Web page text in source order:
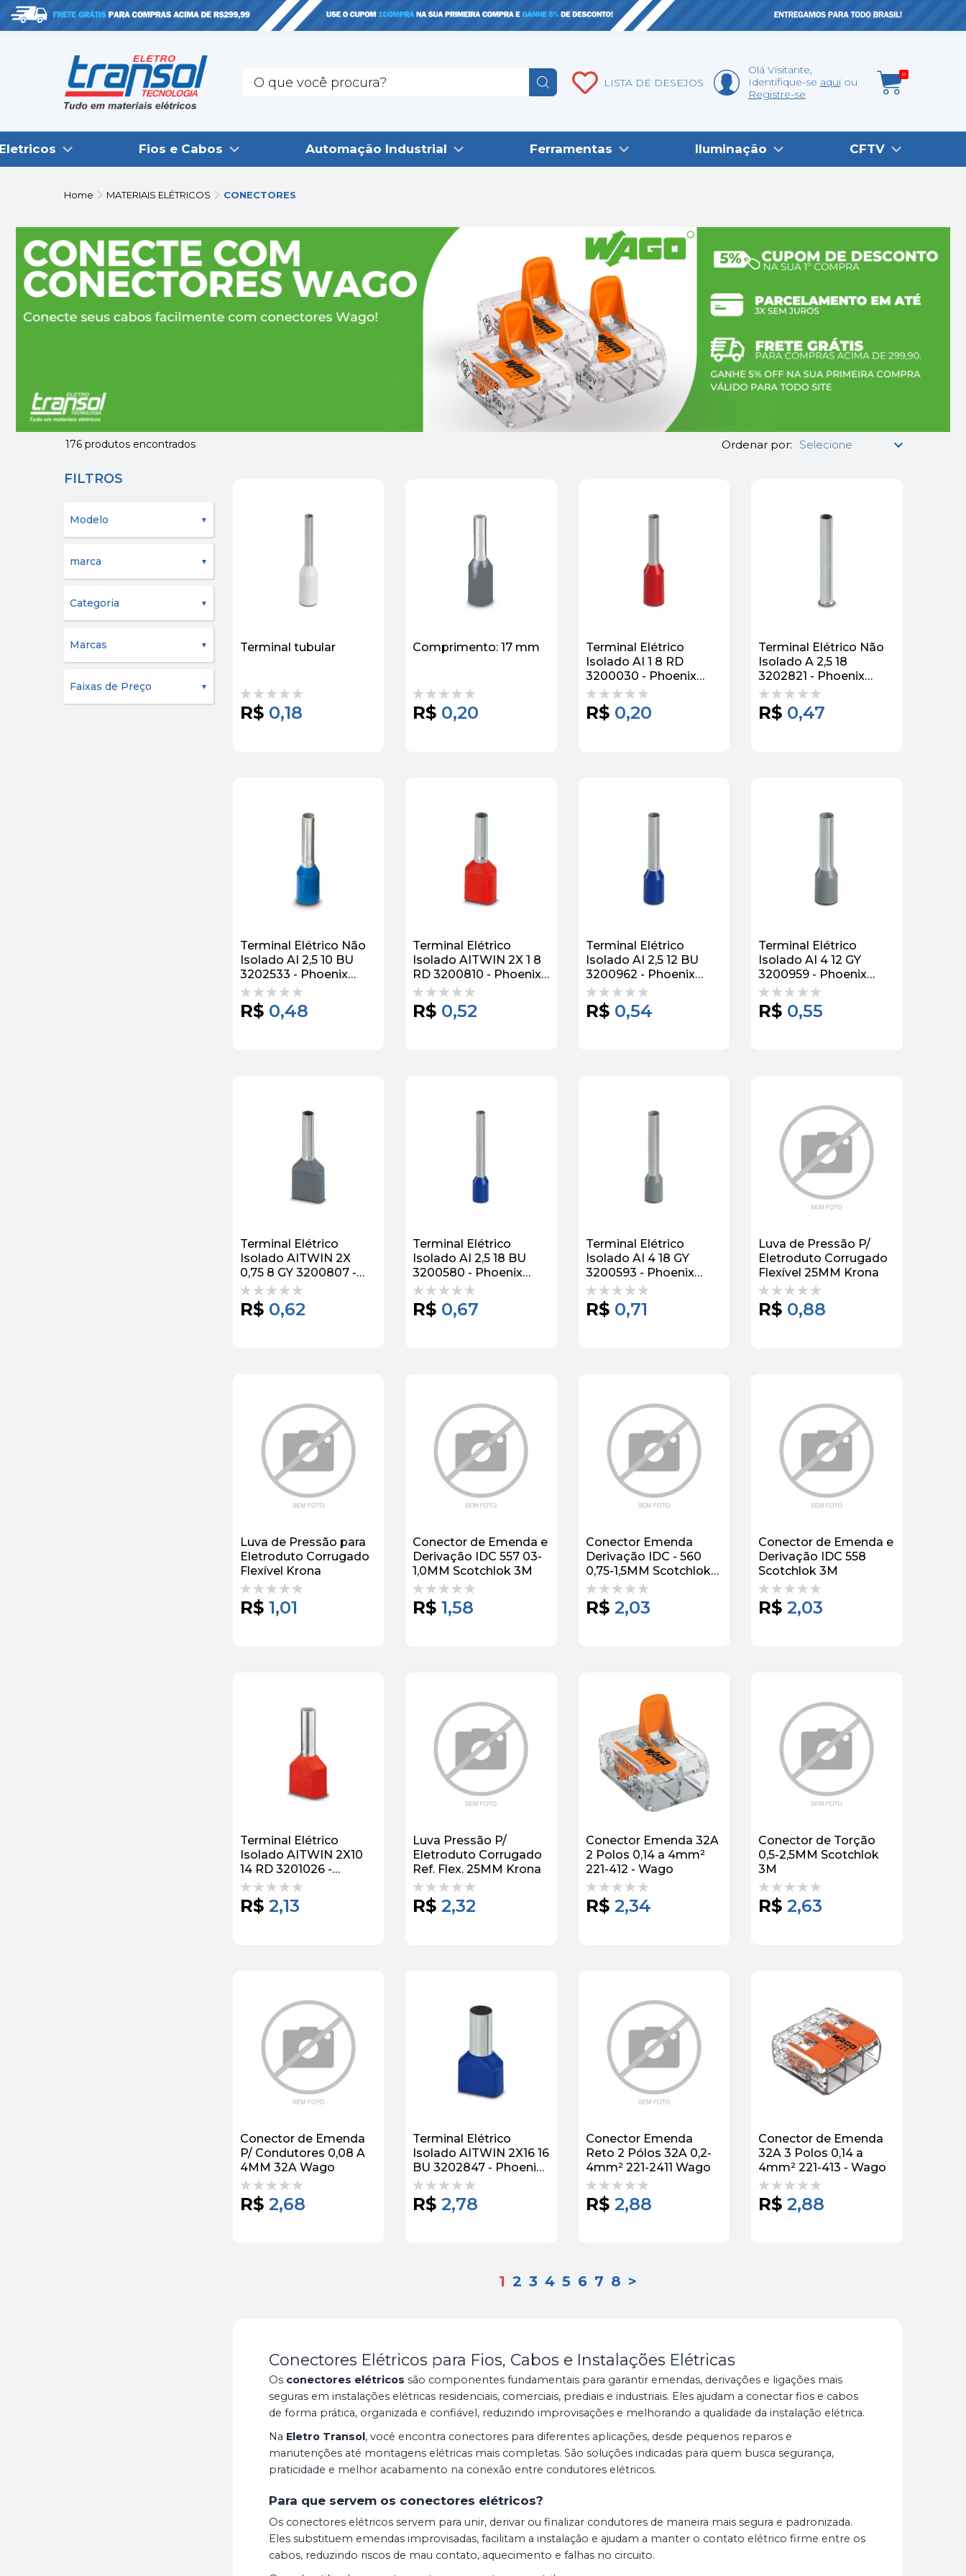
LISTA DE DESEJOS
Olá Visitante,
Identifique-se aqui
Registre-se
0
Fios e Cabos Automação Industrial Ferramentas Iluminação CFTV
Home MATERIAIS ELÉTRICOS CONECTORES
FILTROS
Modelo
marca
Categoria
Marcas
Faixas de Preço
176produtos encontrados Ordenar por:
Terminal tubular
R$ 0,18
Comprimento: 17 mm
R$ 0,20
Terminal Elétrico
Isolado AI 1 8 RD
3200030 - Phoenix
Contact
R$ 0,20
Terminal Elétrico Não
Isolado A 2,5 18
3202821 - Phoenix
Contact
R$ 0,47
Terminal Elétrico Não
Isolado AI 2,5 10 BU
3202533 - Phoenix
Contact
R$ 0,48
Terminal Elétrico
Isolado AITWIN 2X 1 8
RD 3200810 - Phoenix
Contact
R$ 0,52
Terminal Elétrico
Isolado AI 2,5 12 BU
3200962 - Phoenix
Contact
R$ 0,54
Terminal Elétrico
Isolado AI 4 12 GY
3200959 - Phoenix
Contact
R$ 0,55
Terminal Elétrico
Isolado AITWIN 2X
0,75 8 GY 3200807 -
Phoenix Contact
R$ 0,62
Terminal Elétrico
Isolado AI 2,5 18 BU
3200580 - Phoenix
Contact
R$ 0,67
Terminal Elétrico
Isolado AI 4 18 GY
3200593 - Phoenix
Contact
R$ 0,71
Luva de Pressão P/
Eletroduto Corrugado
Flexível 25MM Krona
R$ 0,88
Luva de Pressão para
Eletroduto Corrugado
Flexível Krona
R$ 1,01
Conector de Emenda e
Derivação IDC 557 03-
1,0MM Scotchlok 3M
R$ 1,58
Conector Emenda
Derivação IDC - 560
0,75-1,5MM Scotchlok
3M
R$ 2,03
Conector de Emenda e
Derivação IDC 558
Scotchlok 3M
R$ 2,03
Terminal Elétrico
Isolado AITWIN 2X10
14 RD 3201026 -
Phoenix Contact
R$ 2,13
Luva Pressão P/
Eletroduto Corrugado
Ref. Flex. 25MM Krona
R$ 2,32
Conector Emenda 32A
2 Polos 0,14 a 4mm²
221-412 - Wago
R$ 2,34
Conector de Torção
0,5-2,5MM Scotchlok
3M
R$ 2,63
Conector de Emenda
P/ Condutores 0,08 A
4MM 32A Wago
R$ 2,68
Terminal Elétrico
Isolado AITWIN 2X16 16
BU 3202847 - Phoenix
Contact
R$ 2,78
Conector Emenda
Reto 2 Pólos 32A 0,2-
4mm² 221-2411 Wago
R$ 2,88
Conector de Emenda
32A 3 Polos 0,14 a
4mm² 221-413 - Wago
R$ 2,88
1 2 3 4 5 6 7 8 >
Conectores Elétricos para Fios, Cabos e Instalações Elétricas
Os conectores elétricos são componentes fundamentais para garantir emendas, derivações e ligações mais
seguras em instalações elétricas residenciais, comerciais, prediais e industriais. Eles ajudam a conectar fios e cabos
de forma prática, organizada e confiável, reduzindo improvisações e melhorando a qualidade da instalação elétrica.
Na Eletro Transol, você encontra conectores para diferentes aplicações, desde pequenos reparos e
manutenções até montagens elétricas mais completas. São soluções indicadas para quem busca segurança,
praticidade e melhor acabamento na conexão entre condutores elétricos.
Para que servem os conectores elétricos?
Os conectores elétricos servem para unir, derivar ou finalizar condutores de maneira mais segura e padronizada.
Eles substituem emendas improvisadas, facilitam a instalação e ajudam a manter o contato elétrico firme entre os
cabos, reduzindo riscos de mau contato, aquecimento e falhas no circuito.